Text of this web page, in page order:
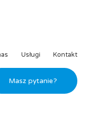
Usługi Kontakt
Masz pytanie?